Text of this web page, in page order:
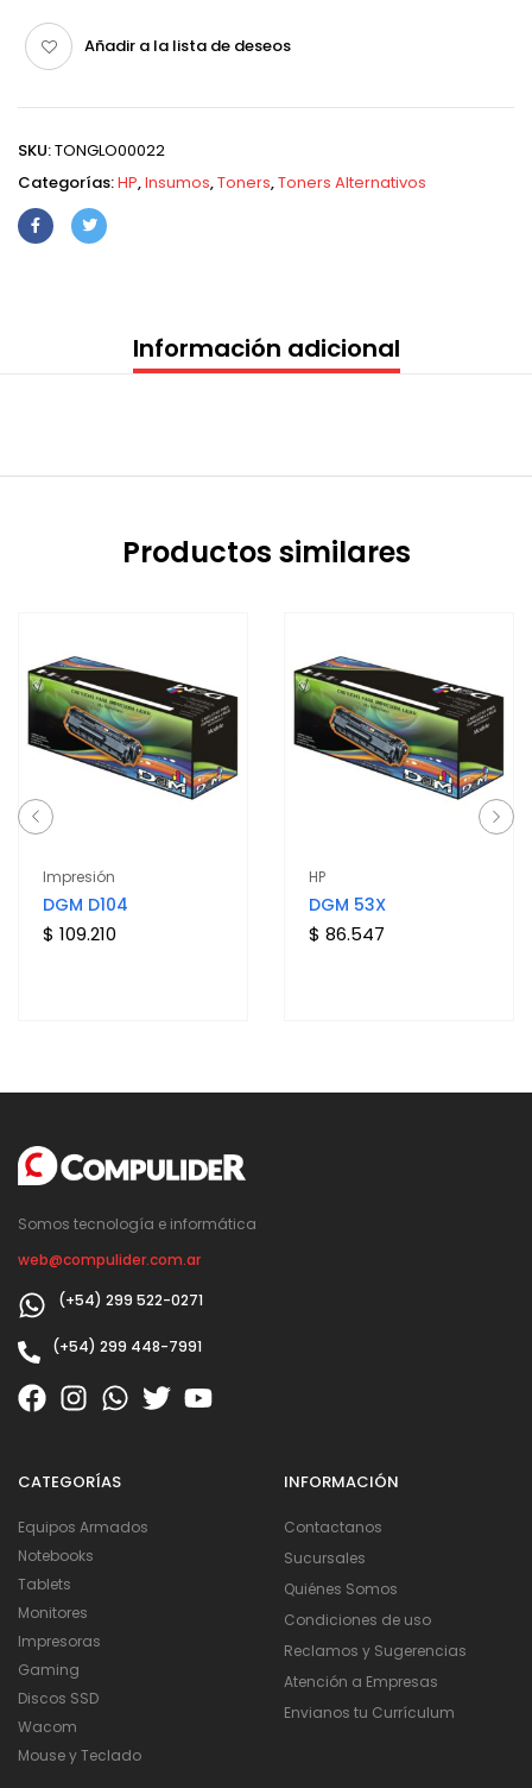
Añadir a la lista de deseos
SKU:TONGLO00022
Categorías:HP,Insumos,Toners,Toners Alternativos
Información adicional
Productos similares
Impresión
DGM D104
$ 109.210
HP
DGM 53X
$ 86.547
Somos tecnología e informática
web@compulider.com.ar
(+54) 299 522-0271
(+54) 299 448-7991
CATEGORÍAS
Equipos Armados
Notebooks
Tablets
Monitores
Impresoras
Gaming
Discos SSD
Wacom
Mouse y Teclado
INFORMACIÓN
Contactanos
Sucursales
Quiénes Somos
Condiciones de uso
Reclamos y Sugerencias
Atención a Empresas
Envianos tu Currículum